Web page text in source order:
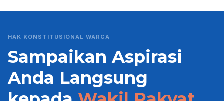
HAK KONSTITUSIONAL WARGA
Sampaikan Aspirasi
Anda Langsung